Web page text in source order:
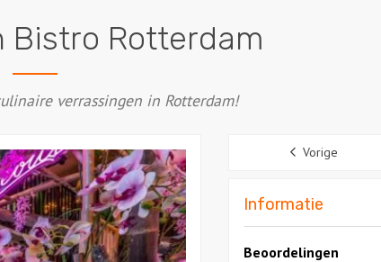
Bistro Rotterdam
verrassingen in Rotterdam!
Sidebar
Vorige
Informatie
Beoordelingen